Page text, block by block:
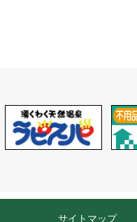
サイトマップ